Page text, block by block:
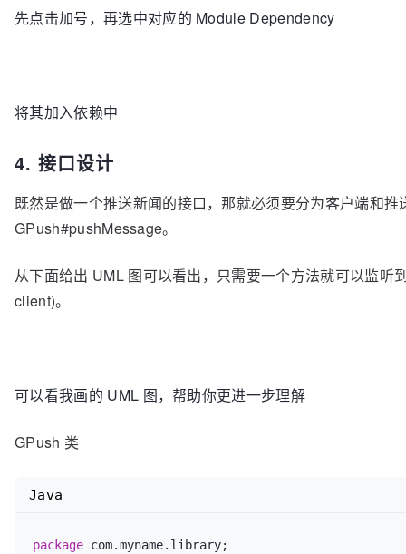
先点击加号，再选中对应的 Module Dependency
将其加入依赖中
4. 接口设计
既然是做一个推送新闻的接口，那就必须要分为客户端和
GPush#pushMessage。
从下面给出 UML 图可以看出，只需要一个方法就可以监
client)。
可以看我画的 UML 图，帮助你更进一步理解
GPush 类
package
Java